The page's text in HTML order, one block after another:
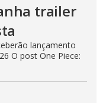
trailer
lançamento
O post One Piece: